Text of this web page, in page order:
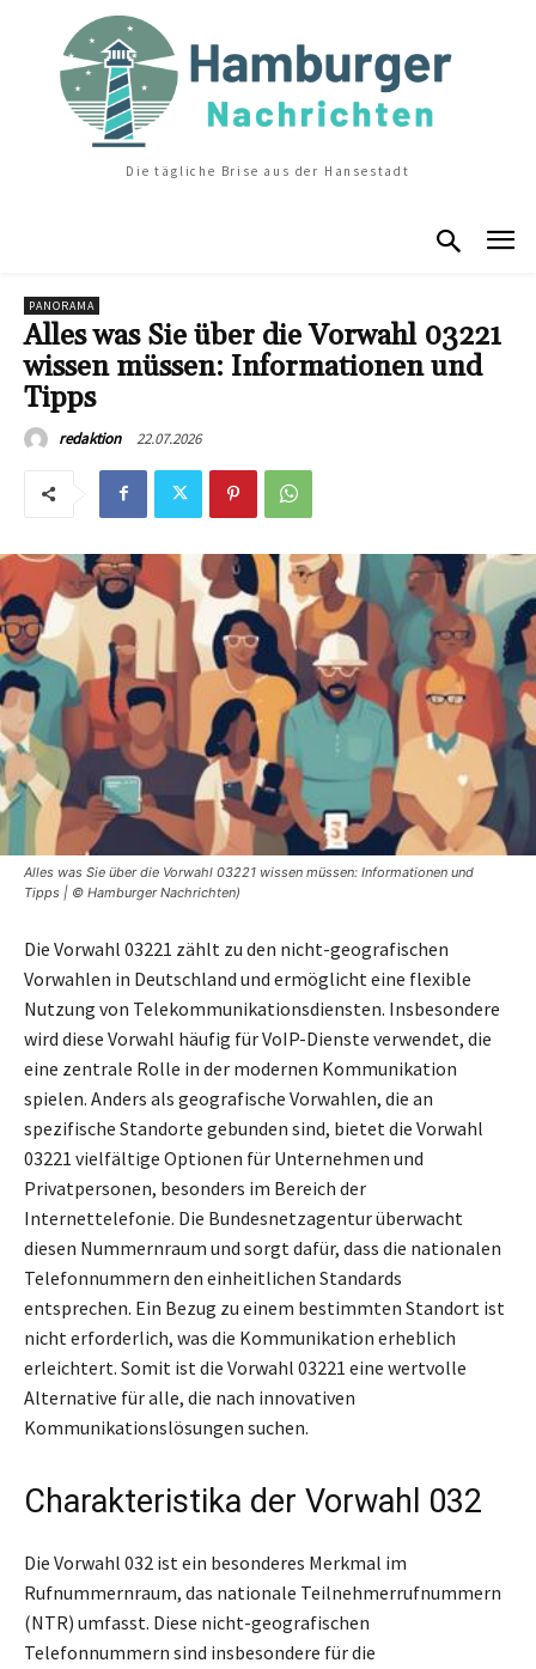
Die tägliche Brise aus der Hansestadt
PANORAMA
Alles was Sie über die Vorwahl 03221
wissen müssen: Informationen und
Tipps
redaktion 22.07.2026
Alles was Sie über die Vorwahl 03221 wissen müssen: Informationen und
Tipps | © Hamburger Nachrichten)
Die Vorwahl 03221 zählt zu den nicht-geografischen
Vorwahlen in Deutschland und ermöglicht eine flexible
Nutzung von Telekommunikationsdiensten. Insbesondere
wird diese Vorwahl häufig für VoIP-Dienste verwendet, die
eine zentrale Rolle in der modernen Kommunikation
spielen. Anders als geografische Vorwahlen, die an
spezifische Standorte gebunden sind, bietet die Vorwahl
03221 vielfältige Optionen für Unternehmen und
Privatpersonen, besonders im Bereich der
Internettelefonie. Die Bundesnetzagentur überwacht
diesen Nummernraum und sorgt dafür, dass die nationalen
Telefonnummern den einheitlichen Standards
entsprechen. Ein Bezug zu einem bestimmten Standort ist
nicht erforderlich, was die Kommunikation erheblich
erleichtert. Somit ist die Vorwahl 03221 eine wertvolle
Alternative für alle, die nach innovativen
Kommunikationslösungen suchen.
Charakteristika der Vorwahl 032
Die Vorwahl 032 ist ein besonderes Merkmal im
Rufnummernraum, das nationale Teilnehmerrufnummern
(NTR) umfasst. Diese nicht-geografischen
Telefonnummern sind insbesondere für die